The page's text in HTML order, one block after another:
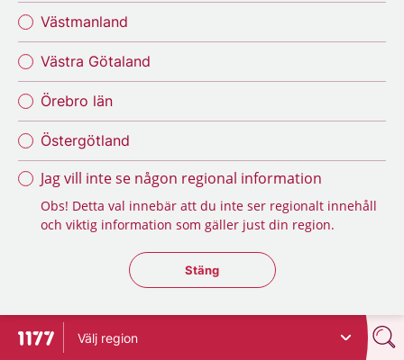
Västmanland
Västra Götaland
Örebro län
Östergötland
Jag vill inte se någon regional information
Obs! Detta val innebär att du inte ser regionalt innehåll
och viktig information som gäller just din region.
Stäng regionsväljaren
Stäng
Till startsidan för 1177
Välj region